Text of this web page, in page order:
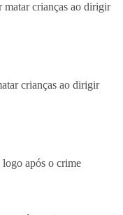
crianças ao dirigir